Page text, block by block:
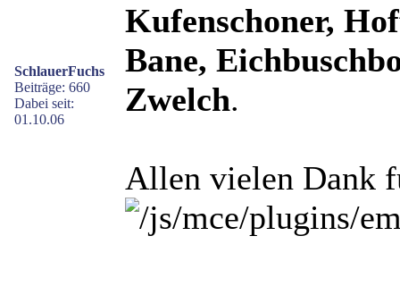
SchlauerFuchs
Beiträge: 660
Dabei seit:
01.10.06
Kufenschoner,
Bane,
Zwelch.
Allen vielen Dank